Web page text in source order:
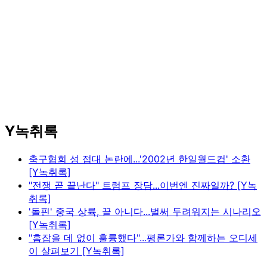
Y녹취록
축구협회 성 접대 논란에...'2002년 한일월드컵' 소환
[Y녹취록]
"전쟁 곧 끝난다" 트럼프 장담...이번엔 진짜일까? [Y녹
취록]
'돌핀' 중국 상륙, 끝 아니다...벌써 두려워지는 시나리오
[Y녹취록]
"흠잡을 데 없이 훌륭했다"...평론가와 함께하는 오디세
이 살펴보기 [Y녹취록]